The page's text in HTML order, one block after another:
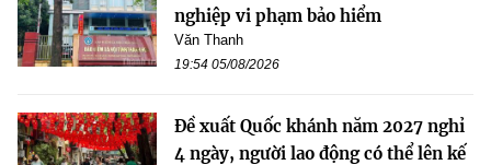
nghiệp vi phạm bảo hiểm
Văn Thanh
19:54 05/08/2026
Đề xuất Quốc khánh năm 2027 nghỉ
4 ngày, người lao động có thể lên kế